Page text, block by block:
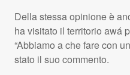
Della stessa opinione è
ha visitato il territorio awá
“Abbiamo a che fare con
stato il suo commento.